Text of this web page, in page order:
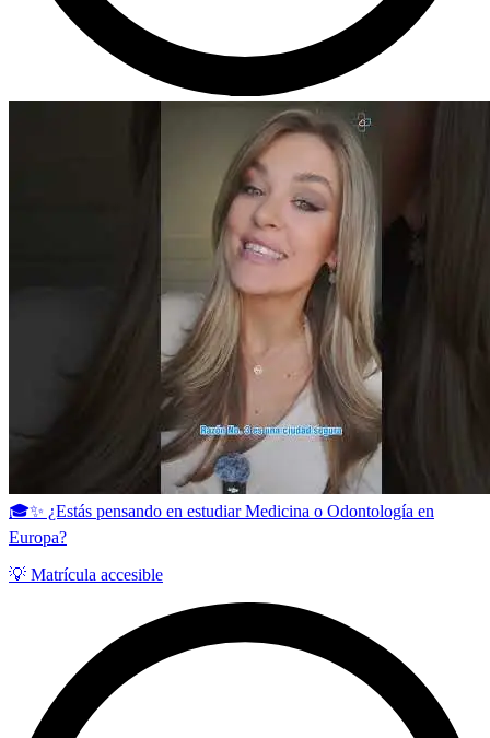
🎓✨ ¿Estás pensando en estudiar Medicina o Odontología en
Europa?
💡 Matrícula accesible